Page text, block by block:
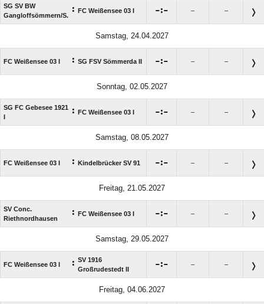
SG SV BW
Gangloffsömmern/​S.
: FC Weißensee 03 I : – –
Samstag, 24.04.2027
FC Weißensee 03 I : SG FSV Sömmerda II : – –
Sonntag, 02.05.2027
SG FC Gebesee 1921
I
: FC Weißensee 03 I : – –
Samstag, 08.05.2027
FC Weißensee 03 I : Kindelbrücker SV 91 : – –
Freitag, 21.05.2027
SV Conc.
Riethnordhausen
: FC Weißensee 03 I : – –
Samstag, 29.05.2027
FC Weißensee 03 I : SV 1916
Großrudestedt II
: – –
Freitag, 04.06.2027